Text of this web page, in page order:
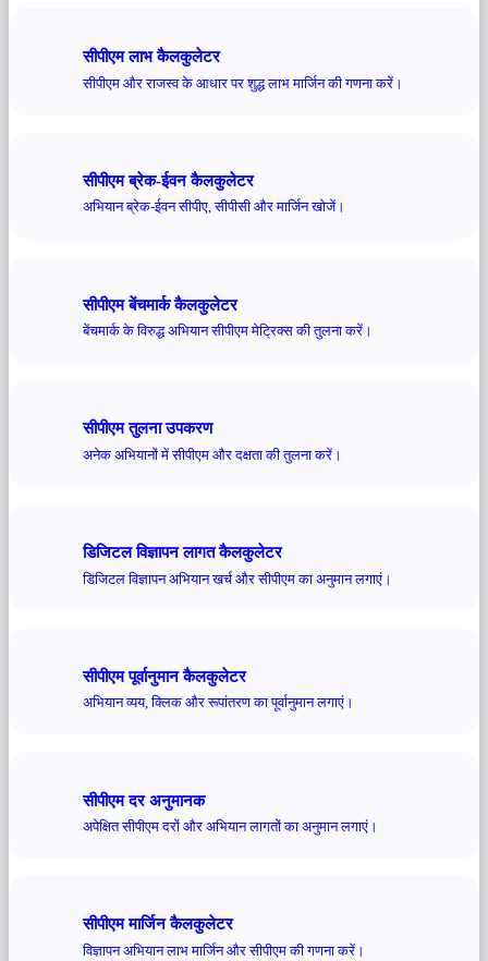
सीपीएम लाभ कैलकुलेटर
सीपीएम और राजस्व के आधार पर शुद्ध लाभ मार्जिन की गणना करें।
सीपीएम ब्रेक-ईवन कैलकुलेटर
अभियान ब्रेक-ईवन सीपीए, सीपीसी और मार्जिन खोजें।
सीपीएम बेंचमार्क कैलकुलेटर
बेंचमार्क के विरुद्ध अभियान सीपीएम मेट्रिक्स की तुलना करें।
सीपीएम तुलना उपकरण
अनेक अभियानों में सीपीएम और दक्षता की तुलना करें।
डिजिटल विज्ञापन लागत कैलकुलेटर
डिजिटल विज्ञापन अभियान खर्च और सीपीएम का अनुमान लगाएं।
सीपीएम पूर्वानुमान कैलकुलेटर
अभियान व्यय, क्लिक और रूपांतरण का पूर्वानुमान लगाएं।
सीपीएम दर अनुमानक
अपेक्षित सीपीएम दरों और अभियान लागतों का अनुमान लगाएं।
सीपीएम मार्जिन कैलकुलेटर
विज्ञापन अभियान लाभ मार्जिन और सीपीएम की गणना करें।